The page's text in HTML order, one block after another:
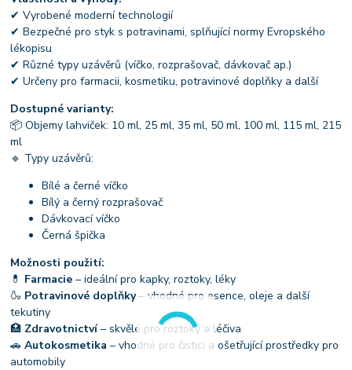
✔ Vyrobené moderní technologií
✔ Bezpečné pro styk s potravinami, splňující normy Evropského
lékopisu
✔ Různé typy uzávěrů (víčko, rozprašovač, dávkovač ap.)
✔ Určeny pro farmacii, kosmetiku, potravinové doplňky a další
Dostupné varianty:
📦 Objemy lahviček: 10 ml, 25 ml, 35 ml, 50 ml, 100 ml, 115 ml, 215
ml
🔹 Typy uzávěrů:
Bílé a černé víčko
Bílý a černý rozprašovač
Dávkovací víčko
Černá špička
Možnosti použití:
💊 Farmacie – ideální pro kapky, roztoky, léky
🍶 Potravinové doplňky– vhodné pro esence, oleje a další
tekutiny
🏥 Zdravotnictví– skvělé pro roztoky a léčiva
🚗Autokosmetika – vhodné pro čisticí a ošetřující prostředky pro
automobily